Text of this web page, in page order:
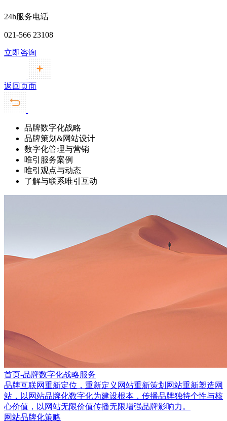
24h服务电话
021-566 23108
立即咨询
返回页面
品牌数字化战略
品牌策划&网站设计
数字化管理与营销
唯引服务案例
唯引观点与动态
了解与联系唯引互动
首页-品牌数字化战略服务
品牌互联网重新定位，重新定义网站重新策划网站重新塑造网
站，以网站品牌化数字化为建设根本，传播品牌独特个性与核
心价值，以网站无限价值传播无限增强品牌影响力。
网站品牌化策略